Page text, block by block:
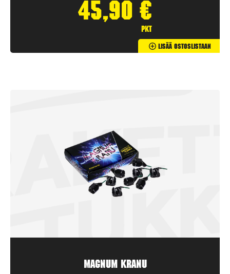
45,90 €
pkt
Lisää Ostoslistaan
Magnum Kranu